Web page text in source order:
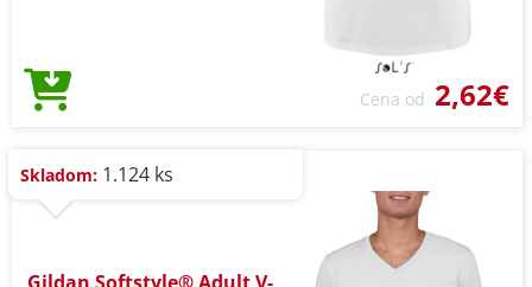
Cena od 2,62€
Skladom: 1.124 ks
Gildan Softstyle® Adult V-